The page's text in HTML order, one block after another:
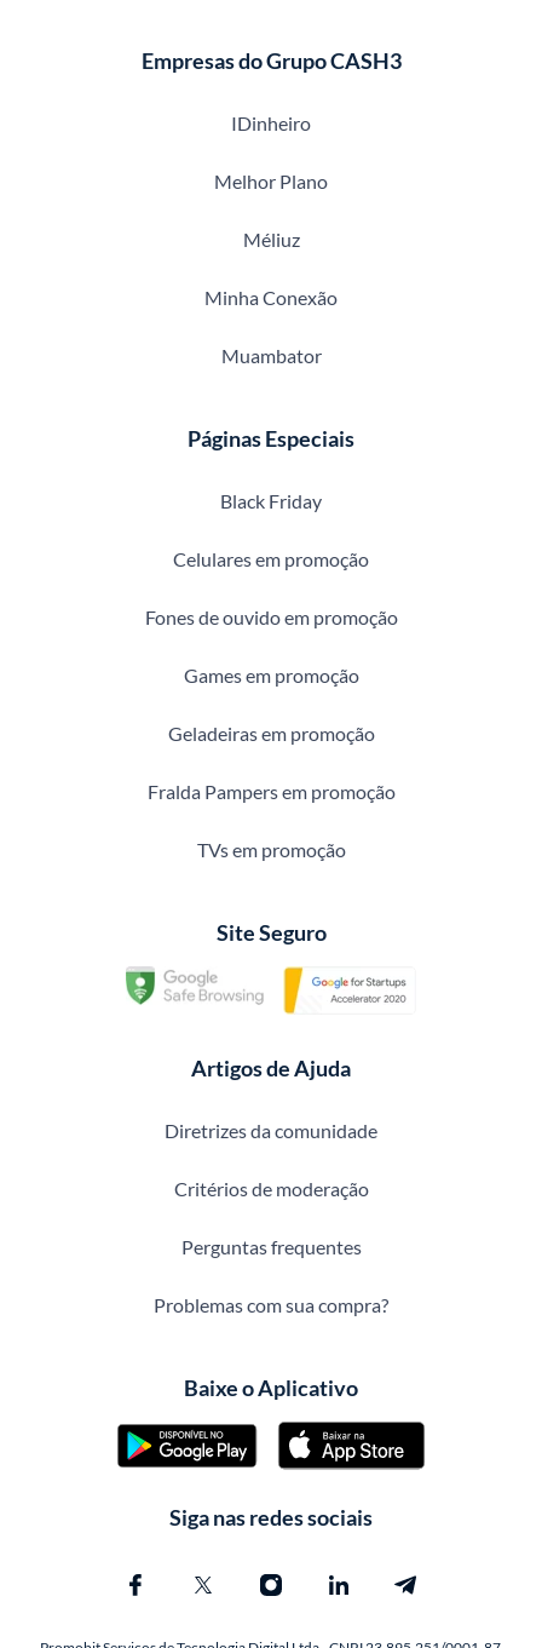
Empresas do Grupo CASH3
IDinheiro
Melhor Plano
Méliuz
Minha Conexão
Muambator
Páginas Especiais
Black Friday
Celulares em promoção
Fones de ouvido em promoção
Games em promoção
Geladeiras em promoção
Fralda Pampers em promoção
TVs em promoção
Site Seguro
Artigos de Ajuda
Diretrizes da comunidade
Critérios de moderação
Perguntas frequentes
Problemas com sua compra?
Baixe o Aplicativo
Siga nas redes sociais